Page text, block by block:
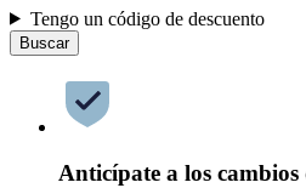
Tengo un código de descuento
Buscar
Anticípate a los cambios